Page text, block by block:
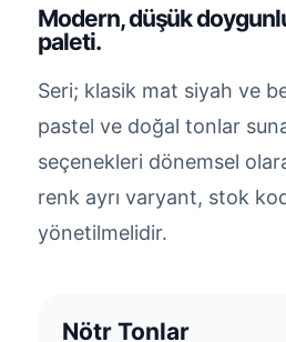
Modern, düşük
paleti.
Seri; klasik mat siyah ve
pastel ve doğal tonlar
seçenekleri dönemsel
renk ayrı varyant, stok
yönetilmelidir.
Nötr Tonlar